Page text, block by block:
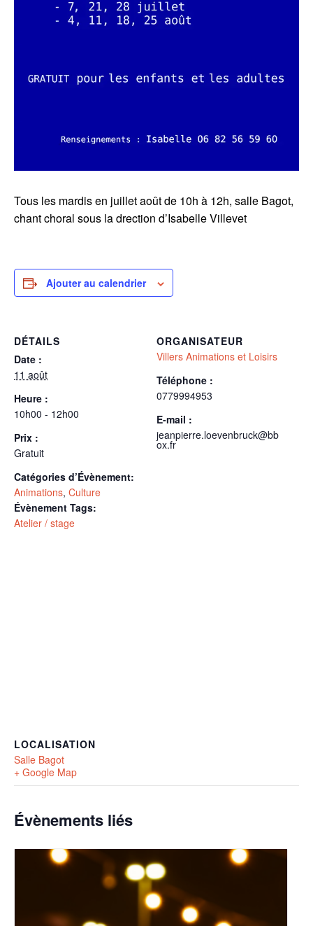
Tous les mardis en juillet août de 10h à 12h, salle Bagot,
chant choral sous la drection d’Isabelle Villevet
Ajouter au calendrier
DÉTAILS
Date :
11 août
Heure :
10h00 - 12h00
Prix :
Gratuit
Catégories d’Évènement:
Animations, Culture
Évènement Tags:
Atelier / stage
ORGANISATEUR
Villers Animations et Loisirs
Téléphone :
0779994953
E-mail :
jeanpierre.loevenbruck@bb
ox.fr
LOCALISATION
Salle Bagot
+ Google Map
Évènements liés